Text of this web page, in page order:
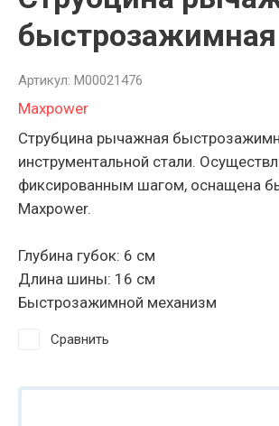
Артикул: М00021476
Maxpower
Струбцина рычажная
инструментальной стали.
фиксированным шагом, оснащена
Maxpower.
Глубина губок: 6 см
Длина шины: 16 см
Быстрозажимной механизм
Сравнить